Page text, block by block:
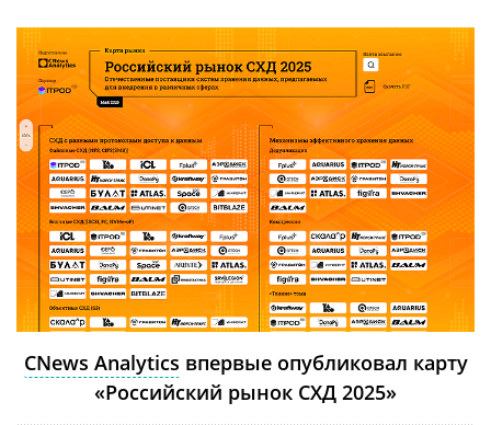
CNews Analytics впервые опубликовал карту
«Российский рынок СХД 2025»